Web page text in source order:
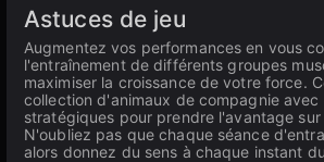
Astuces de jeu
Augmentez vos performances en vous
l'entraînement de différents groupes
maximiser la croissance de votre force.
collection d'animaux de compagnie
stratégiques pour prendre l'avantage sur
N'oubliez pas que chaque séance
alors donnez du sens à chaque instant